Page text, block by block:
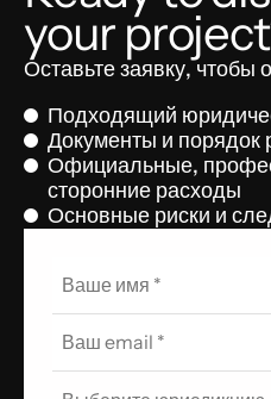
your
Оставьте заявку, чтобы
Подходящий
Документы и порядок
Официальные,
сторонние расходы
Основные риски и